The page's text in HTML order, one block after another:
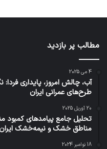
مطالب پر بازدید
4 می 2025
آب، چالش امروز، پایداری
طرح‌های عمرانی ایران
20 آوریل 2025
تحلیل جامع پیامدهای کمبود
مناطق خشک و نیمه‌خشک ایران
18 نوامبر 2024